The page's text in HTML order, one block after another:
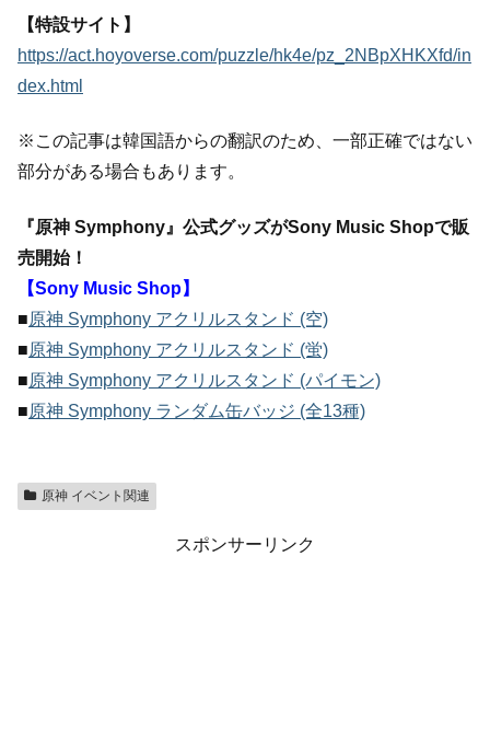
【特設サイト】
https://act.hoyoverse.com/puzzle/hk4e/pz_2NBpXHKXfd/in
dex.html
※この記事は韓国語からの翻訳のため、一部正確ではない
部分がある場合もあります。
『原神 Symphony』公式グッズがSony Music Shopで販
売開始！
【Sony Music Shop】
■原神 Symphony アクリルスタンド (空)
■原神 Symphony アクリルスタンド (蛍)
■原神 Symphony アクリルスタンド (パイモン)
■原神 Symphony ランダム缶バッジ (全13種)
原神 イベント関連
スポンサーリンク